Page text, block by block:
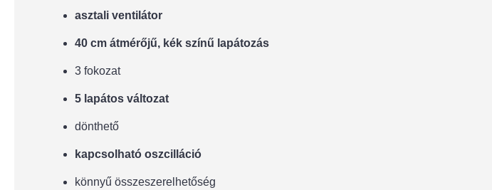
asztali ventilátor
40 cm átmérőjű, kék színű lapátozás
3 fokozat
5 lapátos változat
dönthető
kapcsolható oszcilláció
könnyű összeszerelhetőség